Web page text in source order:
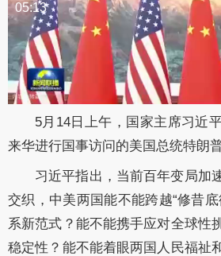
05:13
5月14日上午，国家主席习近
来华进行国事访问的美国总统特朗
习近平指出，当前百年变局加
交织，中美两国能不能跨越“修昔
系新范式？能不能携手应对全球性
稳定性？能不能着眼两国人民福祉